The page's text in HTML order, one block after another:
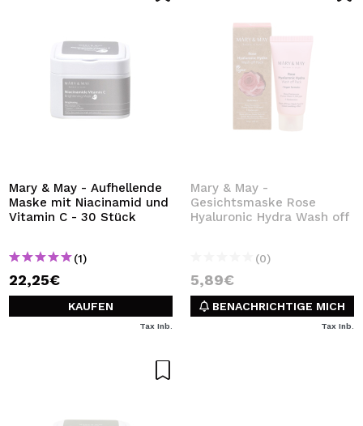
Mary & May - Aufhellende
Maske mit Niacinamid und
Vitamin C - 30 Stück
(1)
22,25€
KAUFEN
Tax Inb.
Mary & May -
Gesichtsmaske Rose
Hyaluronic Hydra Wash off
(0)
5,89€
BENACHRICHTIGE MICH
Tax Inb.